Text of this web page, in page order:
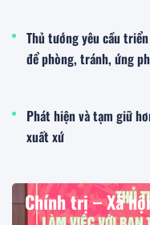
Thủ tướng yêu cầu
để phòng, tránh, ứng
Phát hiện và tạm giữ
xuất xứ
Chính trị – Xã hội